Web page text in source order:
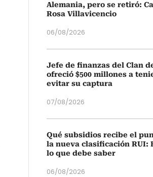
Alemania, pero se retiró:
Rosa Villavicencio
06/08/2026
Jefe de finanzas del Clan
ofreció $500 millones a
evitar su captura
07/08/2026
Qué subsidios recibe el
la nueva clasificación RUI:
lo que debe saber
06/08/2026